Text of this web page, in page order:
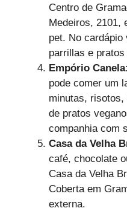
Centro de
Medeiros, 2101,
pet. No cardápio
parrillas e
Empório Canela
pode comer um
minutas,
de pratos
companhia com
Casa da Velha
café, chocolate
Casa da Velha
Coberta em
externa.